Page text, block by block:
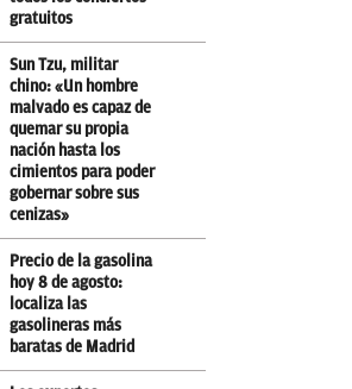
gratuitos
Sun Tzu, militar
chino: «Un hombre
malvado es capaz de
quemar su propia
nación hasta los
cimientos para poder
gobernar sobre sus
cenizas»
Precio de la gasolina
hoy 8 de agosto:
localiza las
gasolineras más
baratas de Madrid